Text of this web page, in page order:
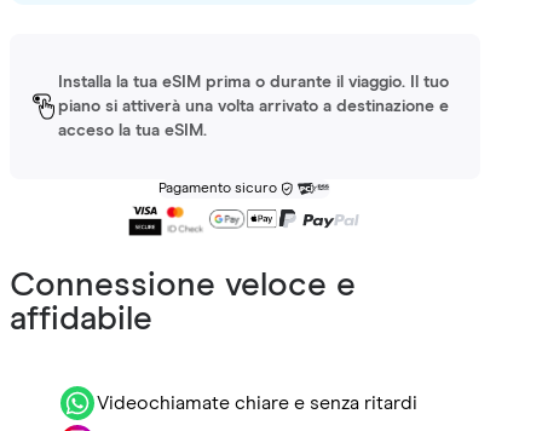
Installa la tua eSIM prima o durante il viaggio. Il tuo
piano si attiverà una volta arrivato a destinazione e
acceso la tua eSIM.
Pagamento sicuro
Connessione veloce e
affidabile
Videochiamate chiare e senza ritardi